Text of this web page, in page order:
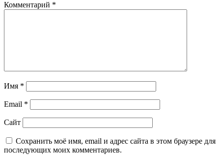
Комментарий *
Имя *
Email *
Сайт
Сохранить моё имя, email и адрес сайта в этом браузере для
последующих моих комментариев.